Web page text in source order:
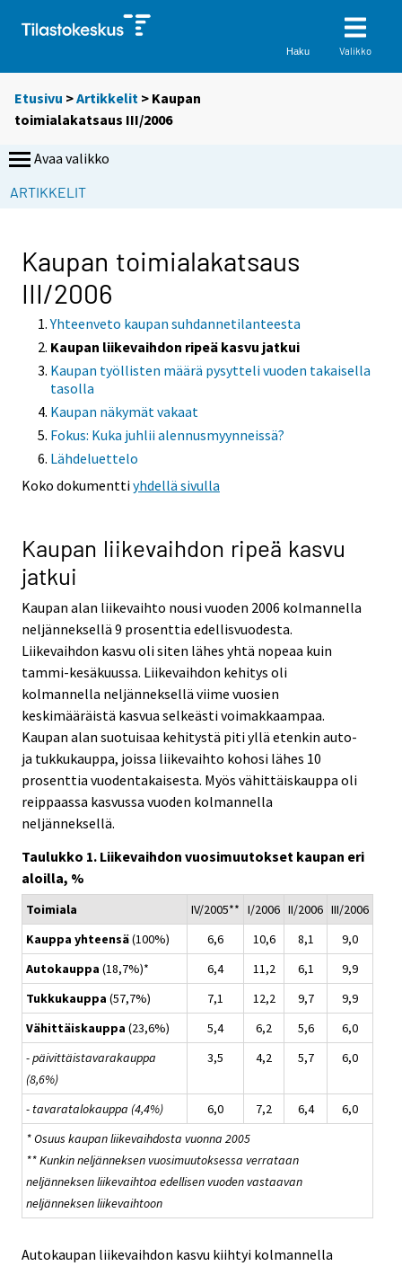
Haku Valikko
Etusivu >Artikkelit > Kaupan
toimialakatsaus III/2006
Avaa valikko
ARTIKKELIT
Kaupan toimialakatsaus
III/2006
Yhteenveto kaupan suhdannetilanteesta
Kaupan liikevaihdon ripeä kasvu jatkui
Kaupan työllisten määrä pysytteli vuoden takaisella
tasolla
Kaupan näkymät vakaat
Fokus: Kuka juhlii alennusmyynneissä?
Lähdeluettelo
Koko dokumenttiyhdellä sivulla
Kaupan liikevaihdon ripeä kasvu
jatkui
Kaupan alan liikevaihto nousi vuoden 2006 kolmannella
neljänneksellä 9 prosenttia edellisvuodesta.
Liikevaihdon kasvu oli siten lähes yhtä nopeaa kuin
tammi-kesäkuussa. Liikevaihdon kehitys oli
kolmannella neljänneksellä viime vuosien
keskimääräistä kasvua selkeästi voimakkaampaa.
Kaupan alan suotuisaa kehitystä piti yllä etenkin auto-
ja tukkukauppa, joissa liikevaihto kohosi lähes 10
prosenttia vuodentakaisesta. Myös vähittäiskauppa oli
reippaassa kasvussa vuoden kolmannella
neljänneksellä.
Taulukko 1. Liikevaihdon vuosimuutokset kaupan eri
aloilla, %
Toimiala IV/2005** I/2006 II/2006 III/2006
Kauppa yhteensä(100%) 6,6 10,6 8,1
9,0
Autokauppa (18,7%)* 6,4 11,2 6,1
9,9
Tukkukauppa (57,7%) 7,1 12,2 9,7
9,9
Vähittäiskauppa (23,6%) 5,4 6,2 5,6
6,0
- päivittäistavarakauppa
(8,6%)
3,5 4,2 5,7 6,0
- tavaratalokauppa (4,4%) 6,0 7,2 6,4
6,0
* Osuus kaupan liikevaihdosta vuonna 2005
** Kunkin neljänneksen vuosimuutoksessa verrataan
neljänneksen liikevaihtoa edellisen vuoden vastaavan
neljänneksen liikevaihtoon
Autokaupan liikevaihdon kasvu kiihtyi kolmannella